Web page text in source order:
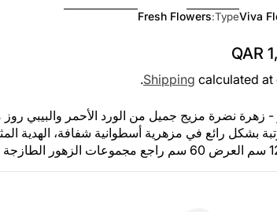
Viva
Type:
Fresh Flowers
QAR
Shipping calculated at
زهرة نضرة مزيج جميل من الورد الأحمر والبيبي
بشكل رائع في مزهرية أسطوانية شفافة، الهدية